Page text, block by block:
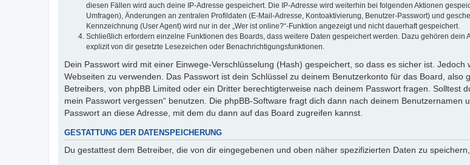
diesen Fällen wird auch deine IP-Adresse gespeichert. Die IP-Adresse wird weiterhin bei folgenden Aktionen
Umfragen), Änderungen an zentralen Profildaten (E-Mail-Adresse, Kontoaktivierung, Benutzer-Passwort) und
Kennzeichnung (User Agent) wird nur in der „Wer ist online?“-Funktion angezeigt und nicht dauerhaft gespeichert.
Schließlich erfordern einzelne Funktionen des Boards, dass weitere Daten gespeichert werden. Dazu gehören
explizit von dir gesetzte Lesezeichen oder Benachrichtigungsfunktionen.
Dein Passwort wird mit einer Einwege-Verschlüsselung (Hash) gespeichert, so dass es sicher ist.
Webseiten zu verwenden. Das Passwort ist dein Schlüssel zu deinem Benutzerkonto für das Board,
Betreibers, von phpBB Limited oder ein Dritter berechtigterweise nach deinem Passwort fragen. Solltest
mein Passwort vergessen“ benutzen. Die phpBB-Software fragt dich dann nach deinem
Passwort an diese Adresse, mit dem du dann auf das Board zugreifen kannst.
GESTATTUNG DER DATENSPEICHERUNG
Du gestattest dem Betreiber, die von dir eingegebenen und oben näher spezifizierten Daten zu